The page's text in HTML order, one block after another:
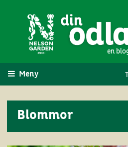
en
Meny
Blommor